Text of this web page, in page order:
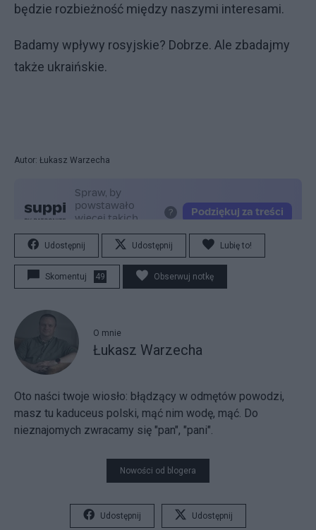
będzie rozbieżność między naszymi interesami.
Badamy wpływy rosyjskie? Dobrze. Ale zbadajmy
także ukraińskie.
Autor: Łukasz Warzecha
Udostępnij Udostępnij Lubię to!
Skomentuj 49 Obserwuj notkę
O mnie
Łukasz Warzecha
Oto naści twoje wiosło: błądzący w odmętów powodzi,
masz tu kaduceus polski, mąć nim wodę, mąć. Do
nieznajomych zwracamy się "pan", "pani".
Nowości od blogera
Udostępnij Udostępnij